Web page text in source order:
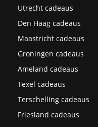
Utrecht cadeaus
Den Haag cadeaus
Maastricht cadeaus
Groningen cadeaus
Ameland cadeaus
Texel cadeaus
Terschelling cadeaus
Friesland cadeaus